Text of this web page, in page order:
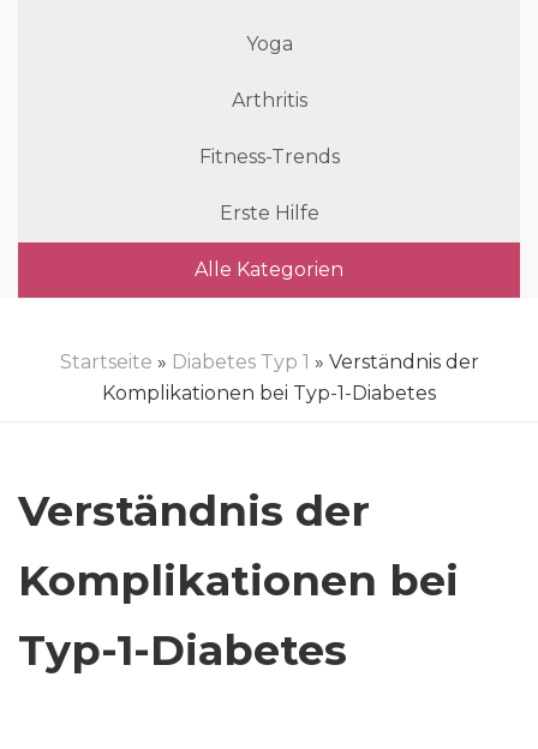
Yoga
Arthritis
Fitness-Trends
Erste Hilfe
Alle Kategorien
Startseite » Diabetes Typ 1 » Verständnis der
Komplikationen bei Typ-1-Diabetes
Verständnis der
Komplikationen bei
Typ-1-Diabetes